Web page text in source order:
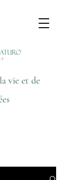
vie et de